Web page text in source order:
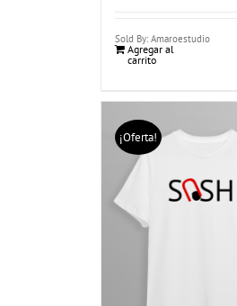
Sold By: Amaroestudio
Agregar al
carrito
¡Oferta!